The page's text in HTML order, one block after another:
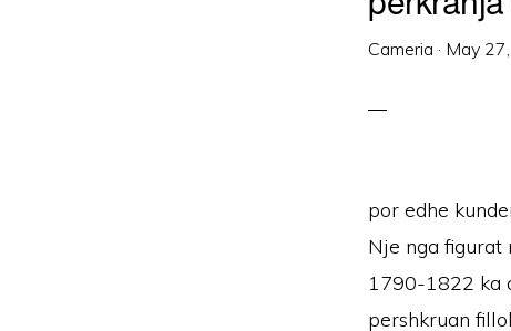
Cameria · May
por edhe
Nje nga
1790-1822 ka
pershkruan